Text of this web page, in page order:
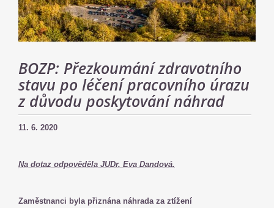
BOZP: Přezkoumání zdravotního
stavu po léčení pracovního úrazu
z důvodu poskytování náhrad
11. 6. 2020
Na dotaz odpověděla JUDr. Eva Dandová.
Zaměstnanci byla přiznána náhrada za ztížení